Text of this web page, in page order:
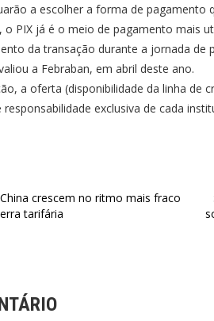
a escolher a forma de
o PIX já é o meio de pagamento mais
da transação durante a jornada de
a Febraban, em abril deste ano.
a oferta (disponibilidade da linha de
exclusiva de cada
crescem no ritmo mais fraco
tarifária